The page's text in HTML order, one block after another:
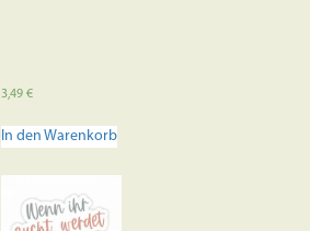
3,49€
In den Warenkorb